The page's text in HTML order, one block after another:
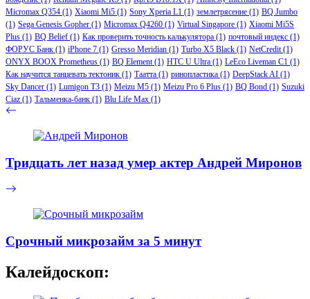
Micromax Q354 (1) Xiaomi Mi5 (1) Sony Xperia L1 (1) землетрясение (1) BQ Jumbo
(1) Sega Genesis Gopher (1) Micromax Q4260 (1) Virtual Singapore (1) Xiaomi Mi5S
Plus (1) BQ Belief (1) Как проверить точность калькулятора (1) почтовый индекс (1)
ФОРУС Банк (1) iPhone 7 (1) Gresso Meridian (1) Turbo X5 Black (1) NetCredit(1)
ONYX BOOX Prometheus (1) BQ Element(1) HTC U Ultra (1) LeEco Liveman C1 (1)
Как научится танцевать тектоник (1) Таатта (1) ринопластика (1) DeepStack AI (1)
Sky Dancer (1) Lumigon T3 (1) Meizu M5 (1) Meizu Pro 6 Plus (1) BQ Bond (1) Suzuki
Ciaz (1) Тальменка-банк (1) Blu Life Max (1)
Тридцать лет назад умер актер Андрей Миронов
Срочный микрозайм за 5 минут
Калейдоскоп: